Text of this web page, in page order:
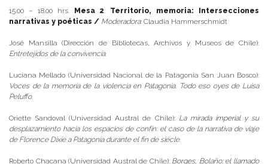
15.00 – 18.00 hrs. Mesa 2: Territorio, memoria: Intersecciones
narrativas y poéticas / Moderadora: Claudia Hammerschmidt
José Mansilla (Dirección de Bibliotecas, Archivos y Museos de Chile):
Entretejidos de la convivencia.
Luciana Mellado (Universidad Nacional de la Patagonia San Juan Bosco):
Voces de la memoria de la violencia en Patagonia. Todo eso oyes de Luisa
Peluffo.
Oriette Sandoval (Universidad Austral de Chile): La mirada imperial y su
desplazamiento hacia los espacios de confín: el caso de la narrativa de viaje
de Florence Dixie a Patagonia durante el fin de siécle.
Roberto Chacana (Universidad Austral de Chile): Borges, Bolaño: el llamado